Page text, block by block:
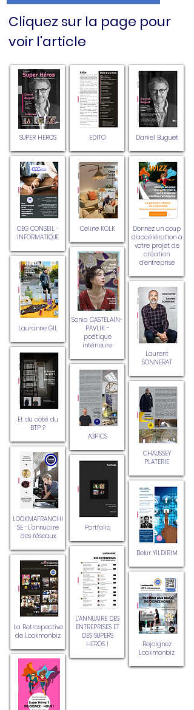
Cliquez sur la page pour
voir l'article
SUPER HEROS
CEG CONSEIL -
INFORMATIQUE
Lauranne GIL
Et du côté du
BTP ?
LOOKMAFRANCHI
SE -L'annuaire
des réseaux
La Retrospective
de Lookmonbiz
EDITO
Celine KOLK
Sonia CASTELAIN-
PAVLIK -
poétique
intérieure
A3PICS
Portfolio
L’ANNUAIRE DES
ENTREPRISES ET
DES SUPERS
HEROS !
Daniel Buguet
Donnez un coup
d’accélération à
votre projet de
création
d’entreprise
Laurent
SONNERAT
CHAUSSEY
PLATERIE
Bekir YILDIRIM
Rejoignez
Lookmonbiz